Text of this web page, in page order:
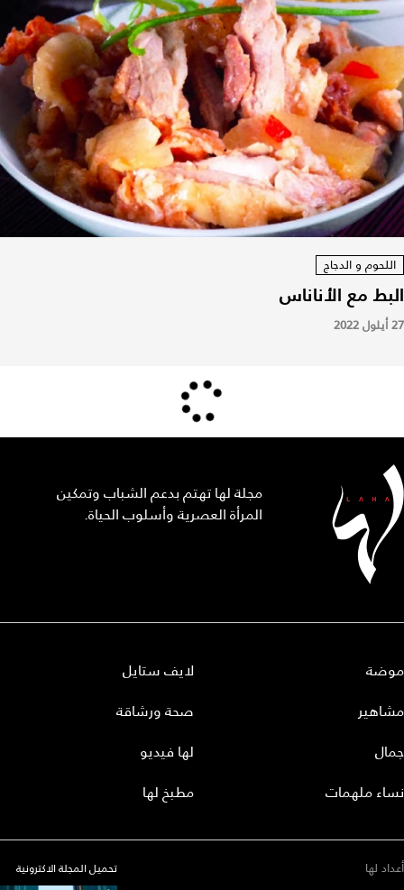
اللحوم و الدجاج
البط مع الأناناس
27 أيلول 2022
مجلة لها تهتم بدعم الشباب وتمكين
المرأة العصرية وأسلوب الحياة.
موضة
مشاهير
جمال
نساء ملهمات
لايف ستايل
صحة ورشاقة
لها فيديو
مطبخ لها
أعداد لها تحميل المجلة الاكترونية